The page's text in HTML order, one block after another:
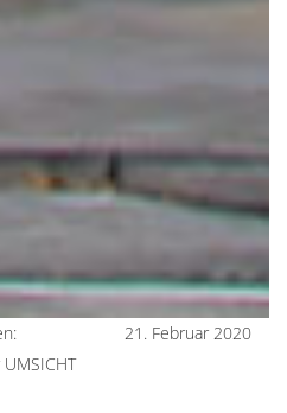
21. Februar 2020